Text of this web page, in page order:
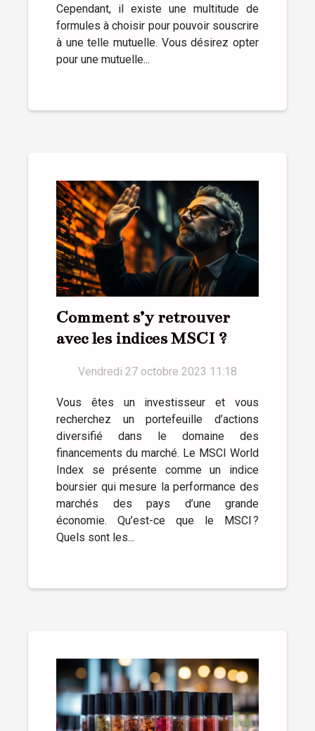
Cependant, il existe une multitude de
formules à choisir pour pouvoir souscrire
à une telle mutuelle. Vous désirez opter
pour une mutuelle...
Comment s’y retrouver
avec les indices MSCI ?
Vendredi 27 octobre 2023 11:18
Vous êtes un investisseur et vous
recherchez un portefeuille d’actions
diversifié dans le domaine des
financements du marché. Le MSCI World
Index se présente comme un indice
boursier qui mesure la performance des
marchés des pays d’une grande
économie. Qu’est-ce que le MSCI ?
Quels sont les...